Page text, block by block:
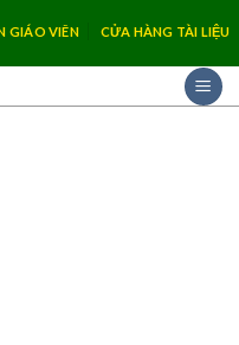
GIÁO VIÊN CỬA HÀNG TÀI LIỆU